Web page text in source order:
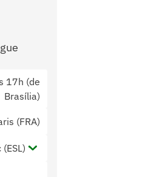
17h (de
Brasília)
(FRA)